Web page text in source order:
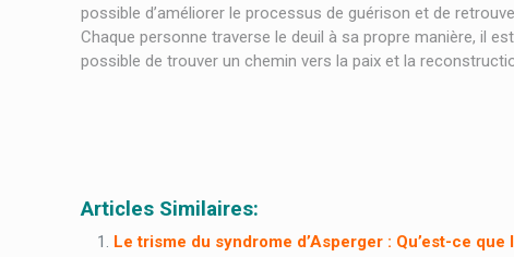
possible d’améliorer le processus de guérison et de
Chaque personne traverse le deuil à sa propre manière, il
possible de trouver un chemin vers la paix et la
Articles Similaires:
Le trisme du syndrome d’Asperger : Qu’est-ce